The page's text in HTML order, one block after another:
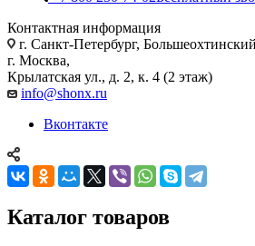
Контактная информация
г. Санкт-Петербург,
г. Москва,
Крылатская ул., д. 2, к. 4 (2 этаж)
info@shonx.ru
Вконтакте
Каталог товаров